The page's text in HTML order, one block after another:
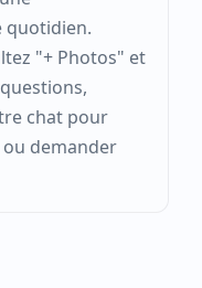
quotidien.
"+ Photos" et
chat pour
demander